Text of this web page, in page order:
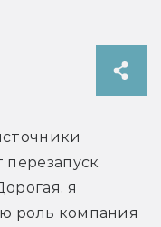
перезапуск
я
роль компания